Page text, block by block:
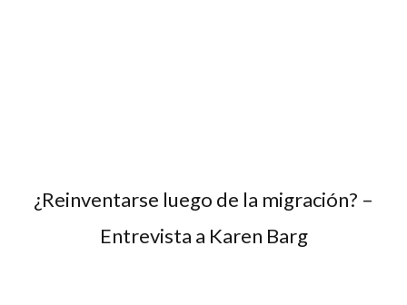
¿Reinventarse luego de la migración? –
Entrevista a Karen Barg